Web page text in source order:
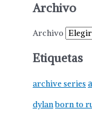
Archivo
Archivo
Etiquetas
archive series
dylanborn to